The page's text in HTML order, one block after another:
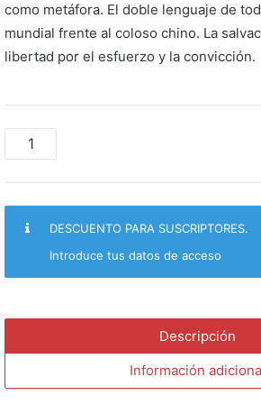
como metáfora. El doble lenguaje de
mundial frente al coloso chino. La
libertad por el esfuerzo y la convicción.
Pang
DESCUENTO PARA SUSCRIPTORES.
Introduce tus datos de acceso
Descripción
Información